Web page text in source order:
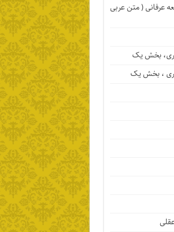
عرفانی ( متن عربی
بخش یک
، بخش یک